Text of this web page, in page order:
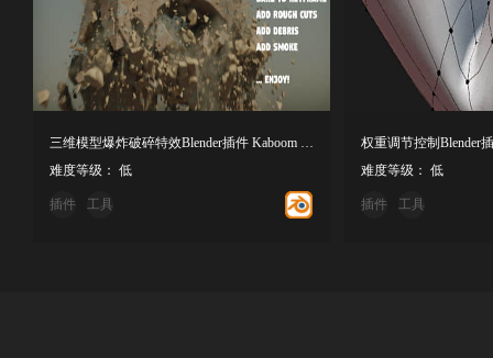
三维模型爆炸破碎特效Blender插件 Kaboom V1.5.6
难度等级： 低
插件 工具
难度等级： 低
插件 工具